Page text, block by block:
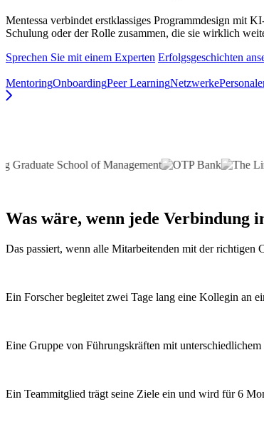
Mentessa verbindet erstklassiges Programmdesign mit
Schulung oder der Rolle zusammen, die sie wirklich
Sprechen Sie mit einem Experten Erfolgsgeschichten
MentoringOnboardingPeer LearningNetzwerke
Was wäre, wenn jede Verbindung
Das passiert, wenn alle Mitarbeitenden mit der richtigen
Ein Forscher begleitet zwei Tage lang eine Kollegin an
Eine Gruppe von Führungskräften mit
Ein Teammitglied trägt seine Ziele ein und wird für 6